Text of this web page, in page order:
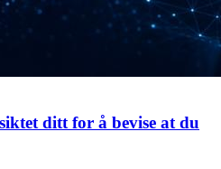
ditt for å bevise at du